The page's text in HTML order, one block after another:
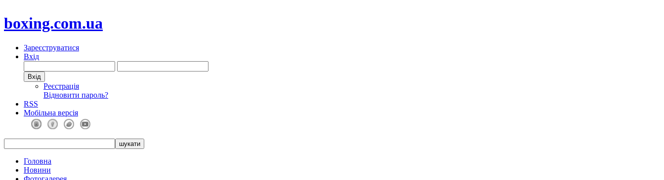
boxing.com.ua
Зареєструватися
Вхід
Реєстрація
Відновити пароль?
RSS
Мобільна версія
Головна
Новини